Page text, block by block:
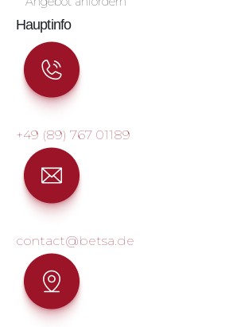
Hauptinfo
+49 (89) 767 01189
contact@betsa.de